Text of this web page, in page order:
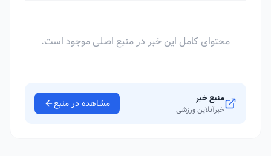
محتوای کامل این خبر در منبع اصلی موجود است.
منبع خبر
خبرآنلاین ورزشی مشاهده در منبع